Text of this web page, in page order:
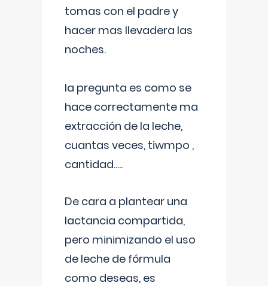
tomas con el padre y
hacer mas llevadera las
noches.
la pregunta es como se
hace correctamente ma
extracción de la leche,
cuantas veces, tiwmpo ,
cantidad.....
De cara a plantear una
lactancia compartida,
pero minimizando el uso
de leche de fórmula
como deseas, es